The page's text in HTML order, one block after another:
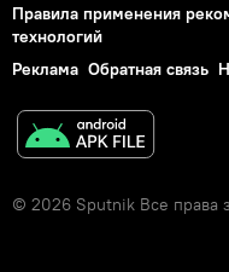
Правила применения
технологий
Реклама Обратная связь
© 2026 Sputnik Все права